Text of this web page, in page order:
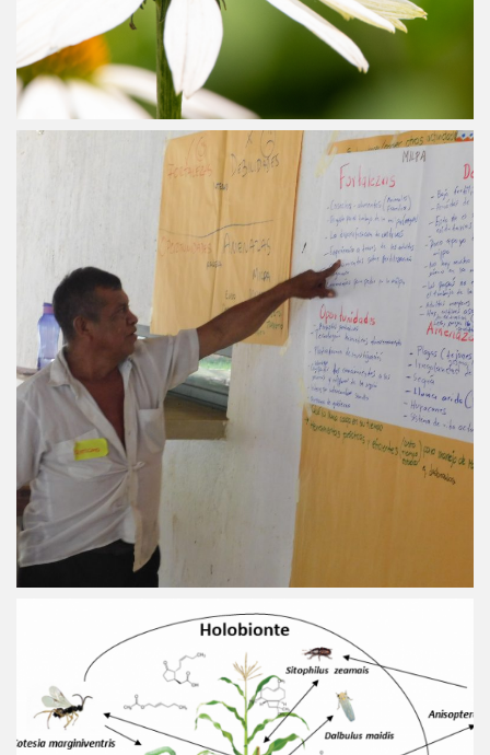
13 febrero, 2024
Sustentabilidad de sistemas de
milpa en la Península de Yucatán